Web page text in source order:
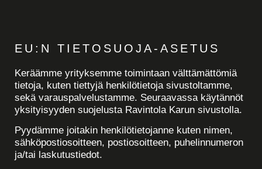
EU:N TIETOSUOJA-ASETUS
Keräämme yrityksemme toimintaan välttämättömiä
tietoja, kuten tiettyjä henkilötietoja sivustoltamme,
sekä varauspalvelustamme. Seuraavassa käytännöt
yksityisyyden suojelusta Ravintola Karun sivustolla.
Pyydämme joitakin henkilötietojanne kuten nimen,
sähköpostiosoitteen, postiosoitteen, puhelinnumeron
ja/tai laskutustiedot.